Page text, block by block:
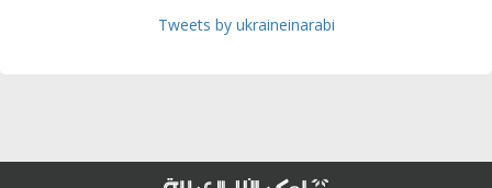
Tweets by ukraineinarabi